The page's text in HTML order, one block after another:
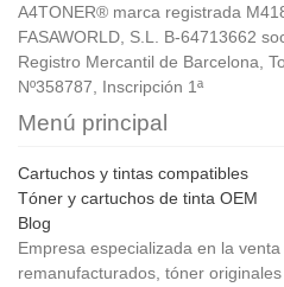
A4TONER® marca registrada
FASAWORLD, S.L. B-64713662
Registro Mercantil de Barcelona,
Nº358787, Inscripción 1ª
Menú principal
Cartuchos y tintas compatibles
Tóner y cartuchos de tinta OEM
Blog
Empresa especializada en la
remanufacturados, tóner